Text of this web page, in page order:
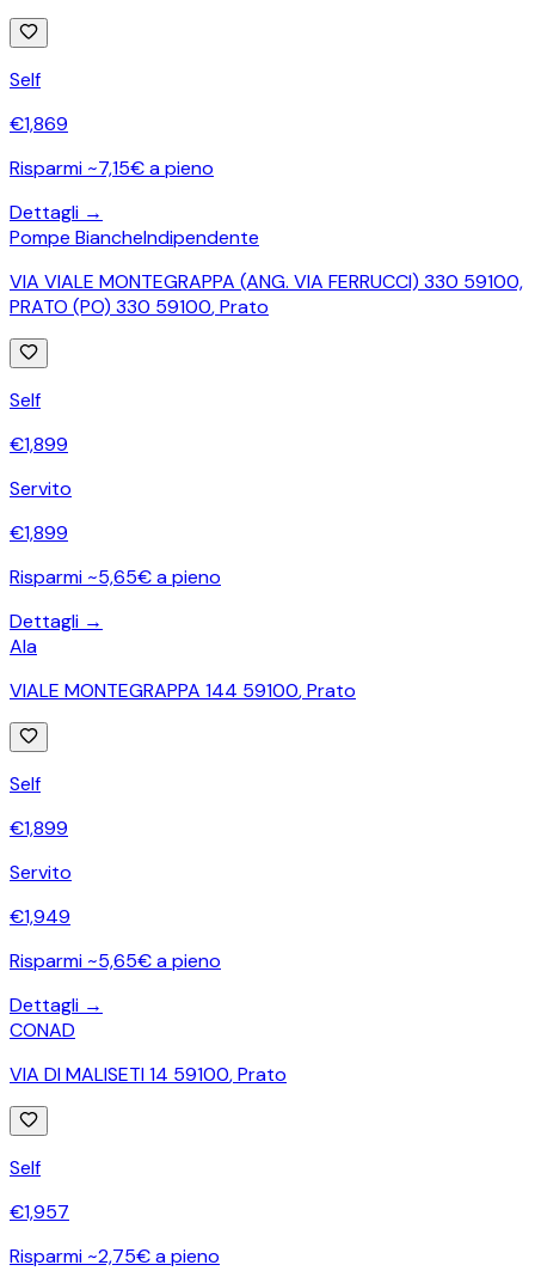
Self
€1,869
Risparmi ~7,15€ a pieno
Dettagli →
Pompe BiancheIndipendente
VIA VIALE MONTEGRAPPA (ANG. VIA FERRUCCI) 330 59100,
PRATO (PO) 330 59100,Prato
Self
€1,899
Servito
€1,899
Risparmi ~5,65€ a pieno
Dettagli →
Ala
VIALE MONTEGRAPPA 144 59100,Prato
Self
€1,899
Servito
€1,949
Risparmi ~5,65€ a pieno
Dettagli →
CONAD
VIA DI MALISETI 14 59100,Prato
Self
€1,957
Risparmi ~2,75€ a pieno